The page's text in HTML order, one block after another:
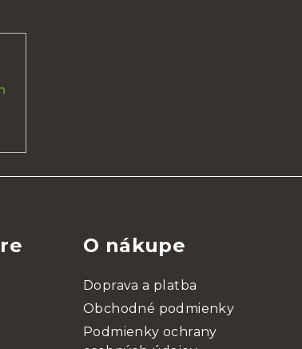
O nákupe
Doprava a platba
Obchodné podmienky
Podmienky ochrany